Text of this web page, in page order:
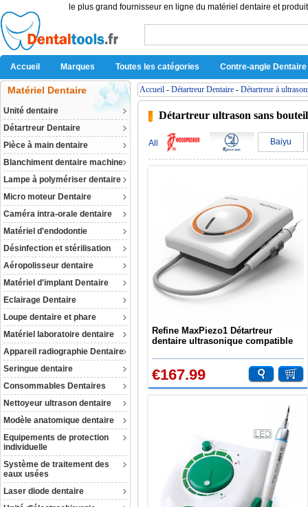
le plus grand fournisseur en ligne du matériel dentaire et
Accueil Marques Toutes les catégories Contre-angle Dentaire
Matériel Dentaire
Unité dentaire
Détartreur Dentaire
Pièce à main dentaire
Blanchiment dentaire machine
Lampe à polymériser dentaire
Micro moteur Dentaire
Caméra intra-orale dentaire
Matériel d'endodontie
Désinfection et stérilisation
Aéropolisseur dentaire
Matériel d'implant Dentaire
Eclairage Dentaire
Loupe dentaire et phare
Matériel laboratoire dentaire
Appareil radiographie Dentaire
Seringue dentaire
Consommables Dentaires
Nettoyeur ultrason dentaire
Modèle anatomique dentaire
Equipements de protection
individuelle
Système de traitement des
eaux usées
Laser diode dentaire
Accueil - Détartreur Dentaire - Détartreur à
Détartreur ultrason sans
All Baiyu
Refine MaxPiezo1 Détartreur
dentaire ultrasonique compatible
€167.99